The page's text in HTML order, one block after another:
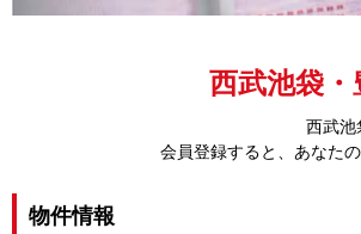
西武池袋・
西武池
会員登録すると、あなた
物件情報